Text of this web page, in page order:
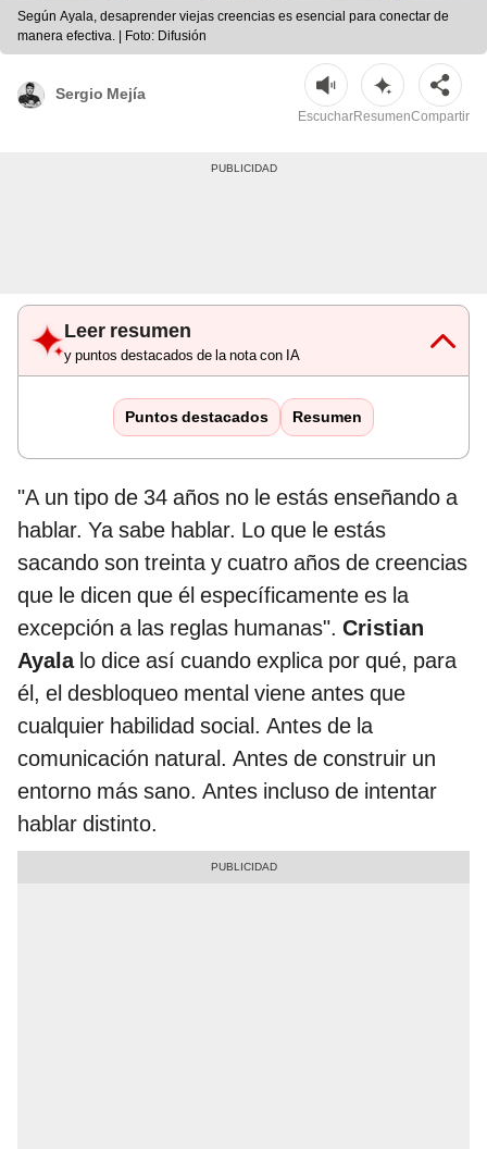
Según Ayala, desaprender viejas creencias es esencial para conectar de
manera efectiva. | Foto: Difusión
Sergio Mejía
EscucharResumenCompartir
Leer resumen
y puntos destacados de la nota con IA
Puntos destacados Resumen
"A un tipo de 34 años no le estás enseñando a
hablar. Ya sabe hablar. Lo que le estás
sacando son treinta y cuatro años de creencias
que le dicen que él específicamente es la
excepción a las reglas humanas". Cristian
Ayalalo dice así cuando explica por qué, para
él, el desbloqueo mental viene antes que
cualquier habilidad social. Antes de la
comunicación natural. Antes de construir un
entorno más sano. Antes incluso de intentar
hablar distinto.